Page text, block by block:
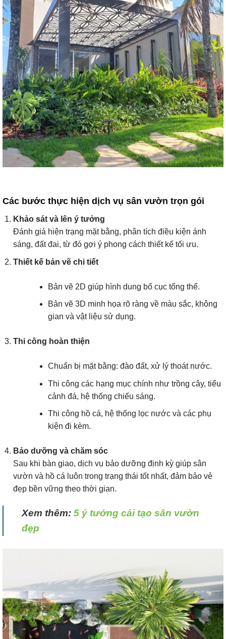
Các bước thực hiện dịch vụ sân vườn trọn gói
Khảo sát và lên ý tưởng
Đánh giá hiện trạng mặt bằng, phân tích điều kiện ánh
sáng, đất đai, từ đó gợi ý phong cách thiết kế tối ưu.
Thiết kế bản vẽ chi tiết
Bản vẽ 2D giúp hình dung bố cục tổng thể.
Bản vẽ 3D minh họa rõ ràng về màu sắc, không
gian và vật liệu sử dụng.
Thi công hoàn thiện
Chuẩn bị mặt bằng: đào đất, xử lý thoát nước.
Thi công các hạng mục chính như trồng cây, tiểu
cảnh đá, hệ thống chiếu sáng.
Thi công hồ cá, hệ thống lọc nước và các phụ
kiện đi kèm.
Bảo dưỡng và chăm sóc
Sau khi bàn giao, dịch vụ bảo dưỡng định kỳ giúp sân
vườn và hồ cá luôn trong trạng thái tốt nhất, đảm bảo vẻ
đẹp bền vững theo thời gian.
Xem thêm: 5 ý tưởng cải tạo sân vườn
đẹp